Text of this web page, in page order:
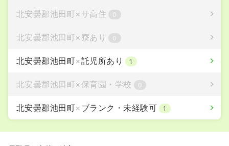
北安曇郡池田町× サ高住 0
北安曇郡池田町× 寮あり 0
北安曇郡池田町×託児所あり 1
北安曇郡池田町×保育園・学校 0
北安曇郡池田町× ブランク・未経験可 1